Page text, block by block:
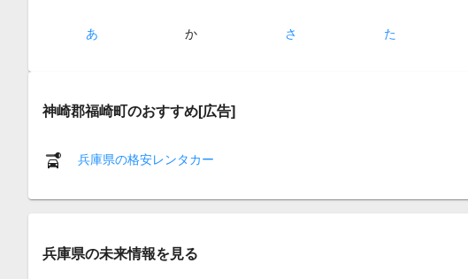
あ か さ た
神崎郡福崎町のおすすめ[広告]
兵庫県の格安レンタカー
兵庫県の未来情報を見る